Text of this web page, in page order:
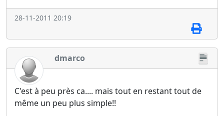
28-11-2011 20:19
dmarco
C'est à peu près ca.... mais tout en restant tout de
même un peu plus simple!!